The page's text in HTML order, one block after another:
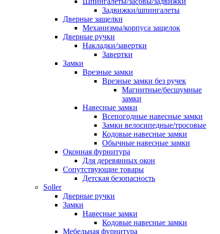
Задвижки/шпингалеты
Дверные защелки
Механизмы/корпуса защелок
Дверные ручки
Накладки/завертки
Завертки
Замки
Врезные замки
Врезные замки без ручек
Магнитные/бесшумные
замки
Навесные замки
Всепогодные навесные замки
Замки велосипедные/тросовые
Кодовые навесные замки
Обычные навесные замки
Оконная фурнитура
Для деревянных окон
Сопутствующие товары
Детская безопасность
Soller
Дверные ручки
Замки
Навесные замки
Кодовые навесные замки
Мебельная фурнитура